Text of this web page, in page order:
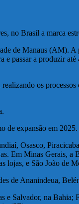
no Brasil a marca
de Manaus (AM).
passar a produzir
os
expansão em
Osasco,
Em Minas Gerais,
e São João de
de Ananindeua,
Salvador, na